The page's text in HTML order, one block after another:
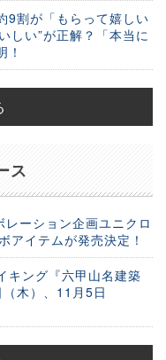
割が「もらって嬉しい
しい”が正解？「本当に
！
ス
ーション企画ユニクロ
アイテムが発売決定！
キング『六甲山名建築
木）、11月5日